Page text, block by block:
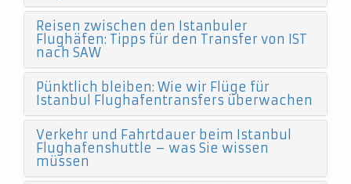
Reisen zwischen den Istanbuler
Flughäfen: Tipps für den Transfer von IST
nach SAW
Pünktlich bleiben: Wie wir Flüge für
Istanbul Flughafentransfers überwachen
Verkehr und Fahrtdauer beim Istanbul
Flughafenshuttle – was Sie wissen
müssen